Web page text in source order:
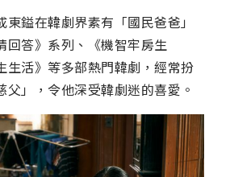
鎰在韓劇界素有「國民爸爸」
回答》系列、《機智牢房生
生活》等多部熱門韓劇，經常扮
父」，令他深受韓劇迷的喜愛。